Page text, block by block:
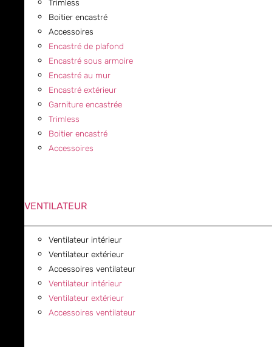
Trimless
Boitier encastré
Accessoires
Encastré de plafond
Encastré sous armoire
Encastré au mur
Encastré extérieur
Garniture encastrée
Trimless
Boitier encastré
Accessoires
VENTILATEUR
Ventilateur intérieur
Ventilateur extérieur
Accessoires ventilateur
Ventilateur intérieur
Ventilateur extérieur
Accessoires ventilateur